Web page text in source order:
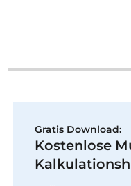
Gratis Download:
Kostenlose